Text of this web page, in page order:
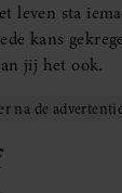
leven sta
kans
jij het ook.